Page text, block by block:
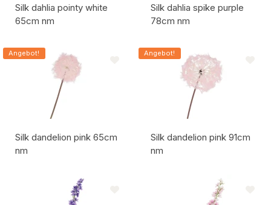
Silk dahlia pointy white
65cm nm
Artikelcode:
Silk dahlia spike purple
78cm nm
Artikelcode:
Angebot!
Silk dandelion pink 65cm
nm
Angebot!
Silk dandelion pink 91cm
nm